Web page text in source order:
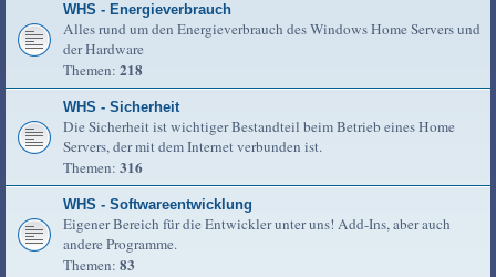
WHS - Energieverbrauch
Alles rund um den Energieverbrauch des Windows Home Servers und
der Hardware
Themen: 218
WHS - Sicherheit
Die Sicherheit ist wichtiger Bestandteil beim Betrieb eines Home
Servers, der mit dem Internet verbunden ist.
Themen: 316
WHS - Softwareentwicklung
Eigener Bereich für die Entwickler unter uns! Add-Ins, aber auch
andere Programme.
Themen: 83